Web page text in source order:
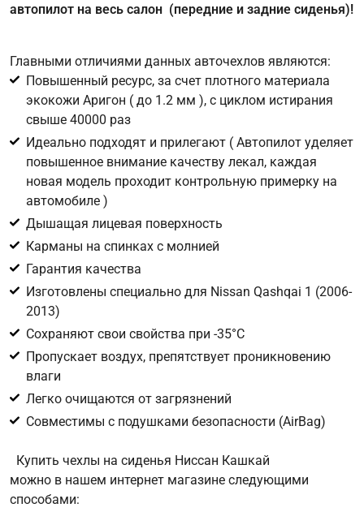
Соглашение об обработке персональных данных
Для подтверждения своего согласия на обработку ваших
персональных данных в целях исполнения запроса введите
в поле ниже цифру
Цифра с картинки
автопилот на весь салон (передние и задние сиденья)!
Главными отличиями данных авточехлов являются:
Повышенный ресурс, за счет плотного материала
экокожи Аригон ( до 1.2 мм ), с циклом истирания
свыше 40000 раз
Идеально подходят и прилегают ( Автопилот уделяет
повышенное внимание качеству лекал, каждая
новая модель проходит контрольную примерку на
автомобиле )
Дышащая лицевая поверхность
Карманы на спинках с молнией
Гарантия качества
Изготовлены специально для Nissan Qashqai 1 (2006-
2013)
Сохраняют свои свойства при -35°С
Пропускает воздух, препятствует проникновению
влаги
Легко очищаются от загрязнений
Совместимы с подушками безопасности (AirBag)
Купить чехлы на сиденья Ниссан Кашкай
можно в нашем интернет магазине следующими
способами: